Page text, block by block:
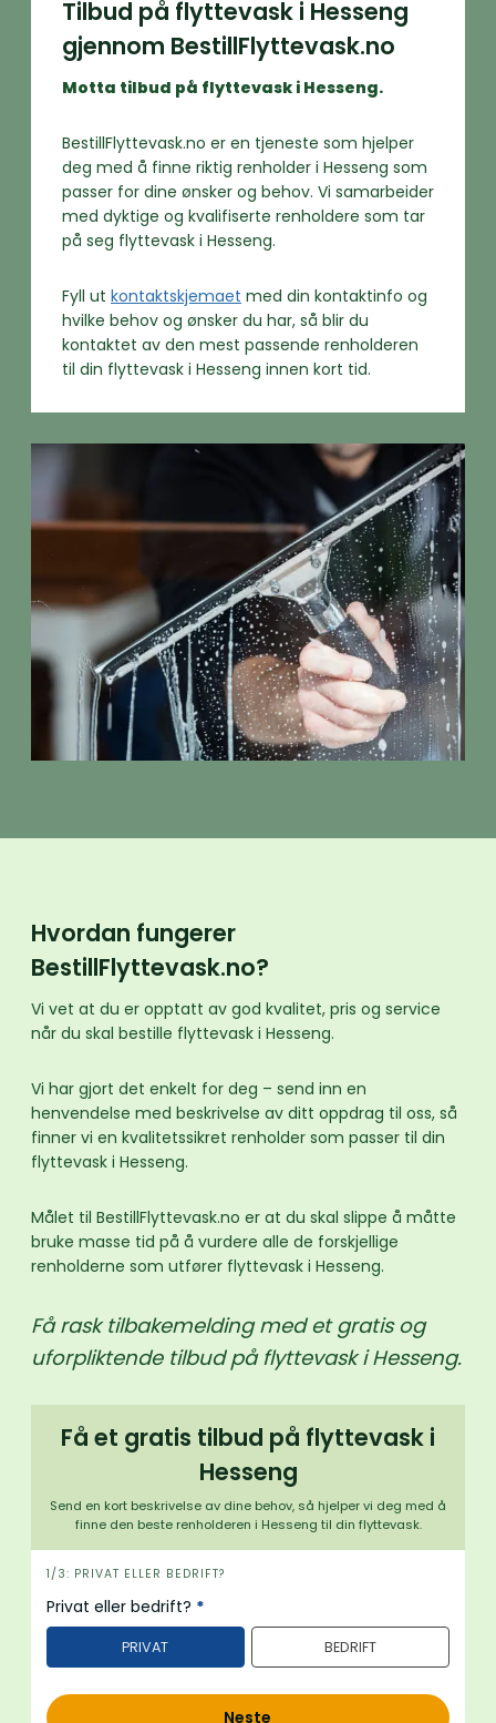
Tilbud på flyttevask i Hesseng
gjennom BestillFlyttevask.no
Motta tilbud på flyttevask i Hesseng.
BestillFlyttevask.no er en tjeneste som hjelper
deg med å finne riktig renholder i Hesseng som
passer for dine ønsker og behov. Vi samarbeider
med dyktige og kvalifiserte renholdere som tar
på seg flyttevask i Hesseng.
Fyll ut kontaktskjemaet med din kontaktinfo og
hvilke behov og ønsker du har, så blir du
kontaktet av den mest passende renholderen
til din flyttevask i Hesseng innen kort tid.
Hvordan fungerer
BestillFlyttevask.no?
Vi vet at du er opptatt av god kvalitet, pris og service
når du skal bestille flyttevask i Hesseng.
Vi har gjort det enkelt for deg – send inn en
henvendelse med beskrivelse av ditt oppdrag til oss, så
finner vi en kvalitetssikret renholder som passer til din
flyttevask i Hesseng.
Målet til BestillFlyttevask.no er at du skal slippe å måtte
bruke masse tid på å vurdere alle de forskjellige
renholderne som utfører flyttevask i Hesseng.
Få rask tilbakemelding med et gratis og
uforpliktende tilbud på flyttevask i Hesseng.
Få et gratis tilbud på flyttevask i
Hesseng
Send en kort beskrivelse av dine behov, så hjelper vi deg med å
finne den beste renholderen i Hesseng til din flyttevask.
i
n
n
o
1/3: PRIVAT ELLER BEDRIFT?
Privat eller bedrift? *
PRIVAT BEDRIFT
Neste